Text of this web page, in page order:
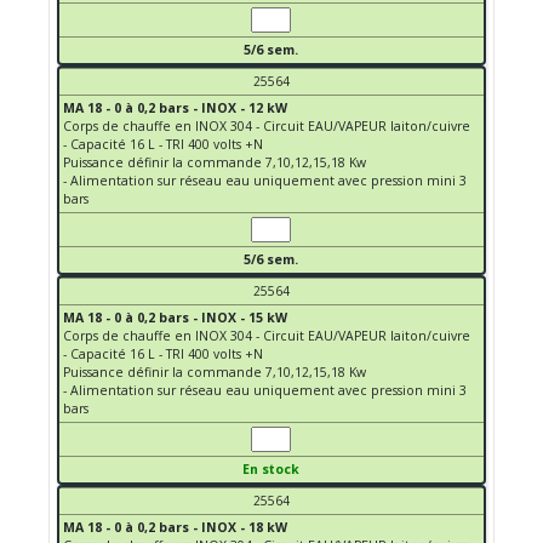
5/6 sem.
25564
MA 18 - 0 à 0,2 bars - INOX - 12 kW
Corps de chauffe en INOX 304 - Circuit EAU/VAPEUR laiton/cuivre
- Capacité 16 L - TRI 400 volts +N
Puissance définir la commande 7,10,12,15,18 Kw
- Alimentation sur réseau eau uniquement avec pression mini 3
bars
5/6 sem.
25564
MA 18 - 0 à 0,2 bars - INOX - 15 kW
Corps de chauffe en INOX 304 - Circuit EAU/VAPEUR laiton/cuivre
- Capacité 16 L - TRI 400 volts +N
Puissance définir la commande 7,10,12,15,18 Kw
- Alimentation sur réseau eau uniquement avec pression mini 3
bars
En stock
25564
MA 18 - 0 à 0,2 bars - INOX - 18 kW